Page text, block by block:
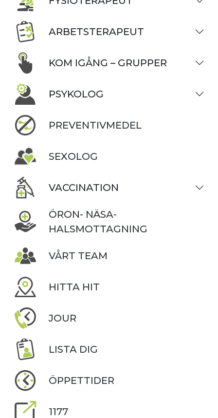
ARBETSTERAPEUT
KOM IGÅNG – GRUPPER
PSYKOLOG
PREVENTIVMEDEL
SEXOLOG
VACCINATION
ÖRON- NÄSA-
HALSMOTTAGNING
VÅRT TEAM
HITTA HIT
JOUR
LISTA DIG
ÖPPETTIDER
1177